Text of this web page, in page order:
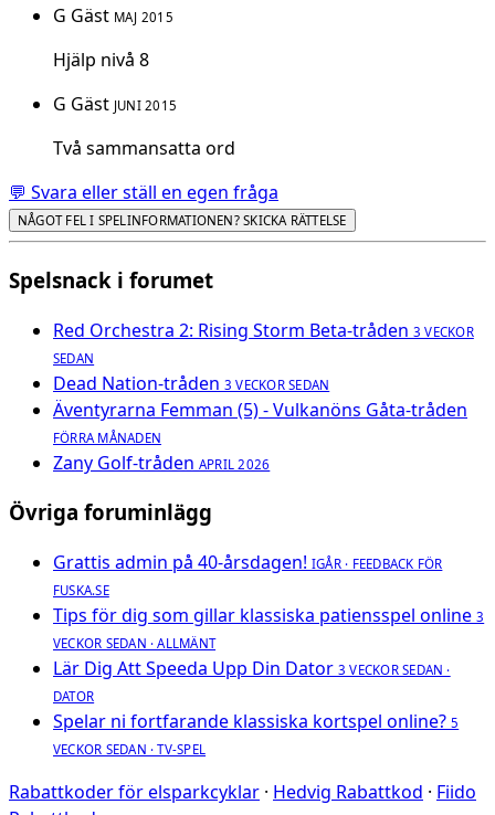
G Gäst MAJ 2015
Hjälp nivå 8
G Gäst JUNI 2015
Två sammansatta ord
💬 Svara eller ställ en egen fråga
NÅGOT FEL I SPELINFORMATIONEN? SKICKA RÄTTELSE
Spelsnack i forumet
Red Orchestra 2: Rising Storm Beta-tråden 3 VECKOR
SEDAN
Dead Nation-tråden 3 VECKOR SEDAN
Äventyrarna Femman (5) - Vulkanöns Gåta-tråden
FÖRRA MÅNADEN
Zany Golf-tråden APRIL 2026
Övriga foruminlägg
Grattis admin på 40-årsdagen! IGÅR · FEEDBACK FÖR
FUSKA.SE
Tips för dig som gillar klassiska patiensspel online 3
VECKOR SEDAN · ALLMÄNT
Lär Dig Att Speeda Upp Din Dator 3 VECKOR SEDAN ·
DATOR
Spelar ni fortfarande klassiska kortspel online? 5
VECKOR SEDAN · TV-SPEL
Rabattkoder för elsparkcyklar · Hedvig Rabattkod · Fiido